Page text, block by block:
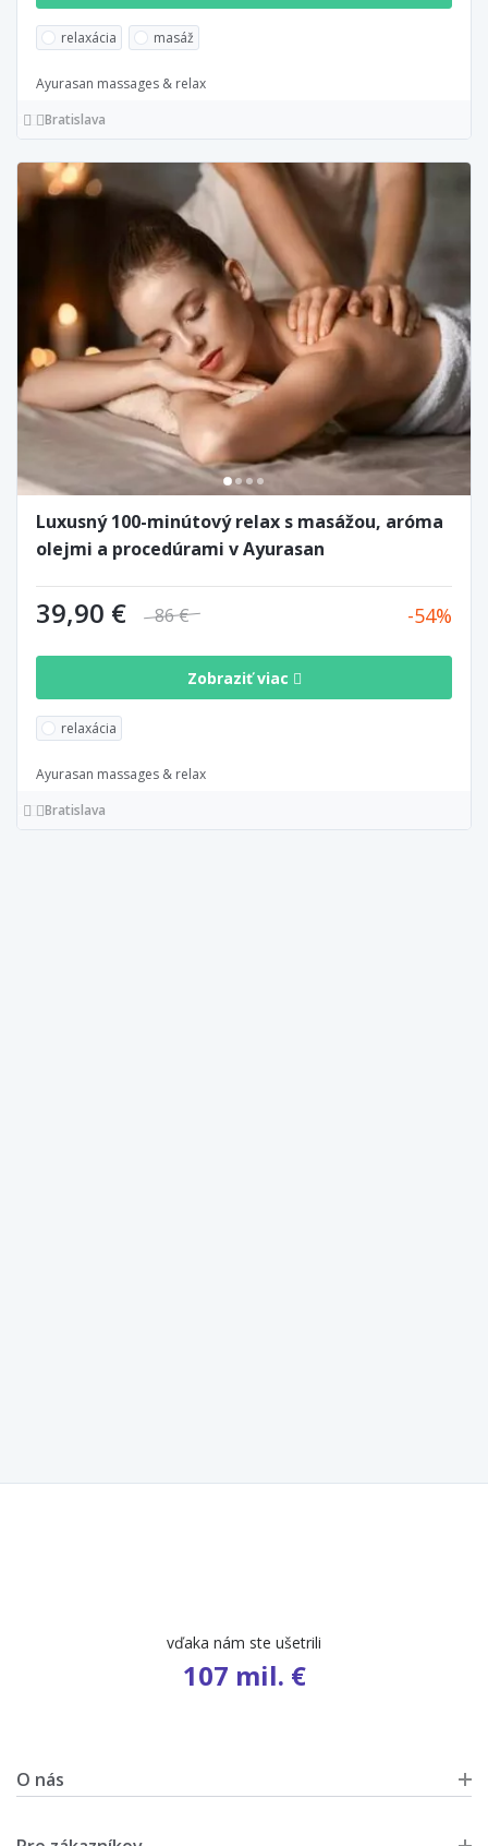
relaxácia masáž
Ayurasan massages & relax
Bratislava
Luxusný 100-minútový relax s masážou, aróma
olejmi a procedúrami v Ayurasan
39,90 € 86 € 54
Zobraziť viac
relaxácia
Ayurasan massages & relax
Bratislava
počet ponúk
9 654
O nás